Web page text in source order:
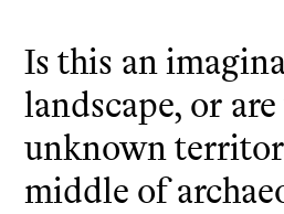
Is this an
landscape, or
unknown
middle of